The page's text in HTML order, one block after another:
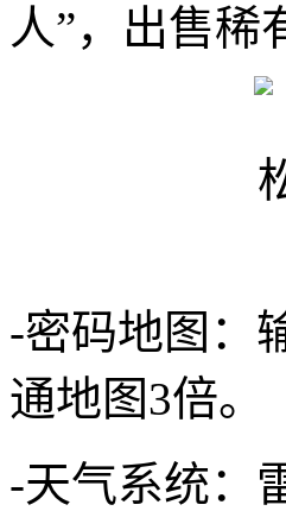
人”，出售稀
-密码地图：
通地图3倍。
-天气系统：